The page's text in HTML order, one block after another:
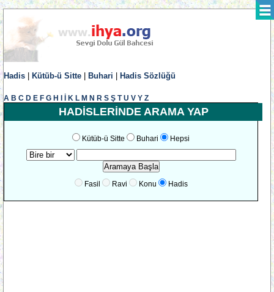
Hadis Kütüb-ü Sitte Buhari Hadis Sözlüğü
A B C D E F G H K L M N R S Ş T U V Y Z
HADİSLERİNDE ARAMA YAP
Kütüb-ü Sitte Buhari Hepsi
Fasil Ravi Konu Hadis